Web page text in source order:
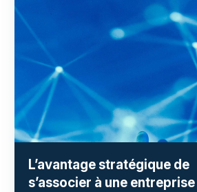
L’avantage stratégique de
s’associer à une entreprise